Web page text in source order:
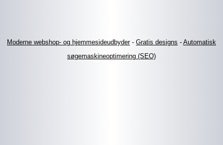
Moderne webshop- og hjemmesideudbyder- Gratis designs - Automatisk
søgemaskineoptimering (SEO)